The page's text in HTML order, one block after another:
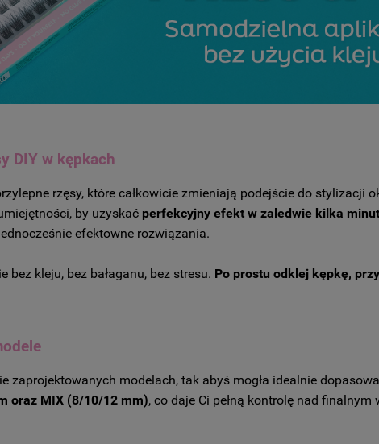
DIY w kępkach
rzęsy, które całkowicie zmieniają podejście do stylizacji
by uzyskać perfekcyjny efekt w zaledwie kilka
efektowne rozwiązania.
bez kleju, bez bałaganu, bez stresu. Po prostu odklej kępkę,
zaprojektowanych modelach, tak abyś mogła idealnie
oraz MIX (8/10/12 mm), co daje Ci pełną kontrolę nad finalnym